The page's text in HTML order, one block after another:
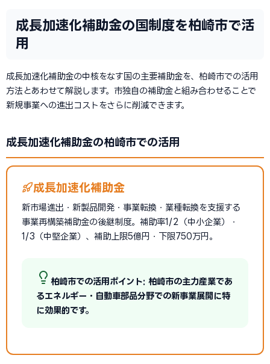
成長加速化補助金の国制度を柏崎市で活
用
成長加速化補助金の中核をなす国の主要補助金を、柏崎市での活用
方法とあわせて解説します。市独自の補助金と組み合わせることで
新規事業への進出コストをさらに削減できます。
成長加速化補助金の柏崎市での活用
成長加速化補助金
新市場進出・新製品開発・事業転換・業種転換を支援する
事業再構築補助金の後継制度。補助率1/2（中小企業）・
1/3（中堅企業）、補助上限5億円・下限750万円。
柏崎市での活用ポイント: 柏崎市の主力産業であ
るエネルギー・自動車部品分野での新事業展開に特
に効果的です。